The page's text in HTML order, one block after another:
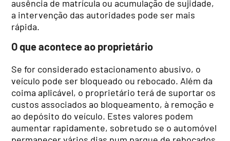
ausência de matrícula ou acumulação de sujidade,
a intervenção das autoridades pode ser mais
rápida.
O que acontece ao proprietário
Se for considerado estacionamento abusivo, o
veículo pode ser bloqueado ou rebocado. Além da
coima aplicável, o proprietário terá de suportar os
custos associados ao bloqueamento, à remoção e
ao depósito do veículo. Estes valores podem
aumentar rapidamente, sobretudo se o automóvel